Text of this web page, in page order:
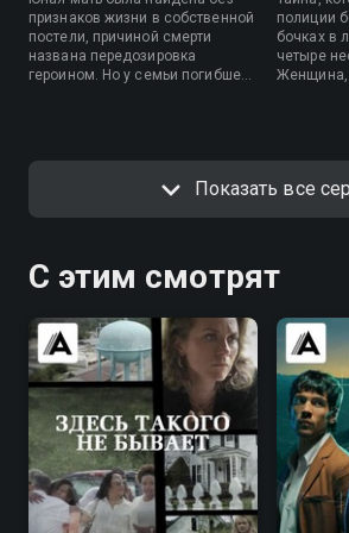
признаков жизни в собственной
постели, причиной смерти
названа передозировка
героином. Но у семьи погибшей
расследование.
полиции
бочках в
четыре
Женщина,
Показать все
С этим смотрят